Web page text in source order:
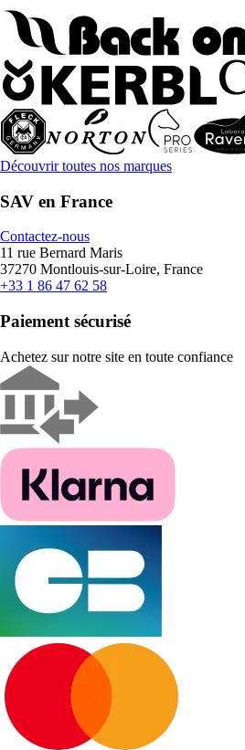
Découvrir toutes nos marques
SAV en France
Contactez-nous
11 rue Bernard Maris
37270 Montlouis-sur-Loire, France
+33 1 86 47 62 58
Paiement sécurisé
Achetez sur notre site en toute confiance